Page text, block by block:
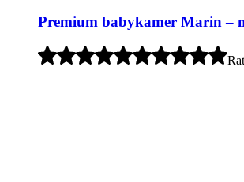
Premium babykamer Marin –